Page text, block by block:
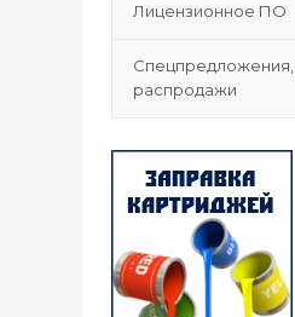
Лицензионное ПО
Спецпредложения,
распродажи